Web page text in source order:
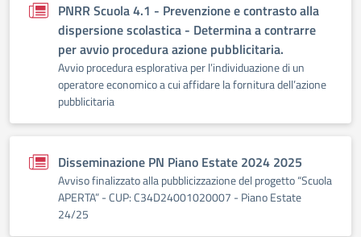
PNRR Scuola 4.1 - Prevenzione e contrasto alla
dispersione scolastica - Determina a contrarre
per avvio procedura azione pubblicitaria.
Avvio procedura esplorativa per l’individuazione di un
operatore economico a cui affidare la fornitura dell’azione
pubblicitaria
Disseminazione PN Piano Estate 2024 2025
Avviso finalizzato alla pubblicizzazione del progetto “Scuola
APERTA” - CUP: C34D24001020007 - Piano Estate
24/25